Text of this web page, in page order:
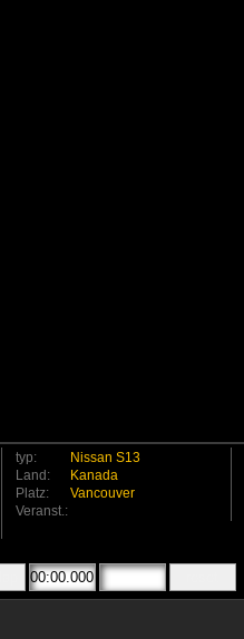
typ:
Nissan S13
Land:
Kanada
Platz:
Vancouver
Veranst.: